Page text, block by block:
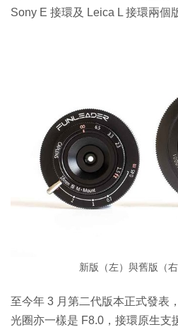
Sony E 接環及 Leica L 接環兩個
新版（左）與舊版（右
至今年 3 月第二代版本正式發表
光圈亦一樣是 F8.0，接環原生支